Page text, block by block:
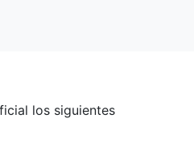
los siguientes